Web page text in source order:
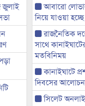
জুলাই
আবারো
নিয়ে যাওয়া
রাজনৈতিক
সাথে
মতবিনিময়
কানাইঘাটে
দিবসের
সিলেট